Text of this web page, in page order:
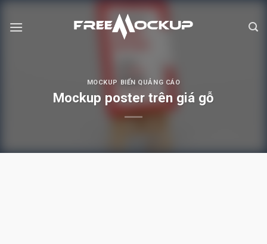
MOCKUP BIỂN QUẢNG CÁO
Mockup poster trên giá gỗ